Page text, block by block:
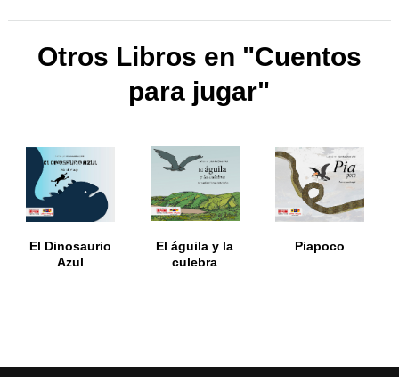
Otros Libros en "Cuentos
para jugar"
El Dinosaurio
Azul
El águila y la
culebra
Piapoco